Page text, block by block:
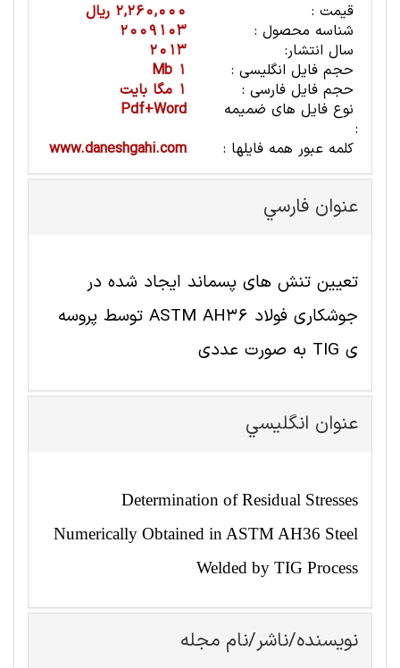
قیمت :
2,260,000 ریال
شناسه محصول :
2009103
سال انتشار:
2013
حجم فایل انگلیسی :
1 Mb
حجم فایل فارسی :
1 مگا بایت
نوع فایل های ضمیمه
:
Pdf+Word
کلمه عبور همه فایلها :
www.daneshgahi.com
عنوان فارسي
تعیین تنش های پسماند ایجاد شده در
جوشکاری فولاد ASTM AH36 توسط پروسه
ی TIG به صورت عددی
عنوان انگليسي
Determination of Residual Stresses
Numerically Obtained in ASTM AH36 Steel
Welded by TIG Process
نویسنده/ناشر/نام مجله